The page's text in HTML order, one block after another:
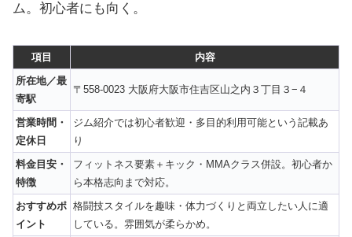
ム。初心者にも向く。
項目
内容
所在地／最
寄駅
〒558-0023 大阪府大阪市住吉区山之内３丁目３−４
営業時間・
定休日
ジム紹介では初心者歓迎・多目的利用可能という記載あ
り
料金目安・
特徴
フィットネス要素＋キック・MMAクラス併設。初心者か
ら本格志向まで対応。
おすすめポ
イント
格闘技スタイルを趣味・体力づくりと両立したい人に適
している。雰囲気が柔らかめ。